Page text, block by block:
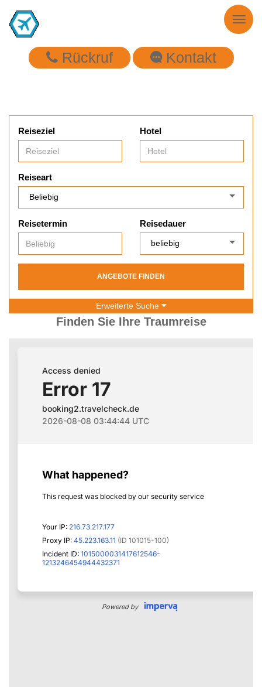
Toggle
Rückruf Kontakt
Reiseziel Hotel
Reiseart
Reisetermin Reisedauer
ANGEBOTE FINDEN
Erweiterte Suche
Finden Sie Ihre Traumreise